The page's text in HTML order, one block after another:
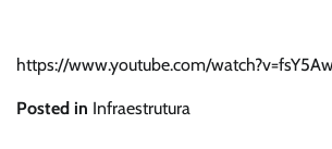
https://www.youtube.com/
Posted in Infraestrutura